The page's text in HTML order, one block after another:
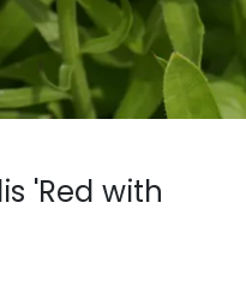
'Red with